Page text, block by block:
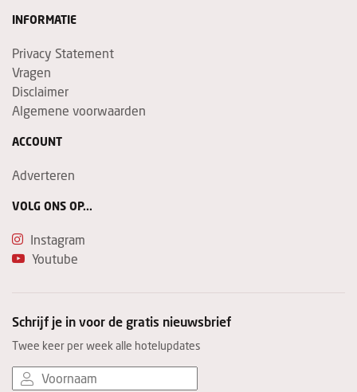
INFORMATIE
Privacy Statement
Vragen
Disclaimer
Algemene voorwaarden
ACCOUNT
Adverteren
VOLG ONS OP...
Instagram
Youtube
Schrijf je in voor de gratis nieuwsbrief
Twee keer per week alle hotelupdates